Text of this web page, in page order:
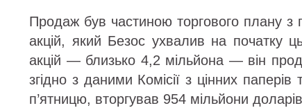
Продаж був частиною торгового плану з
акцій, який Безос ухвалив на початку
акцій — близько 4,2 мільйона — він
згідно з даними Комісії з цінних
п’ятницю, вторгував 954 мільйони